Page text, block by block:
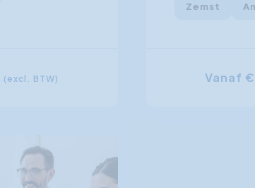
(excl. BTW)
Zemst
Vanaf